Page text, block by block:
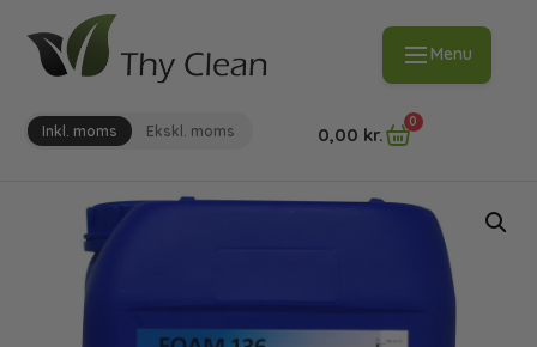
Menu
Inkl. moms Ekskl. moms 0,00 kr.
0